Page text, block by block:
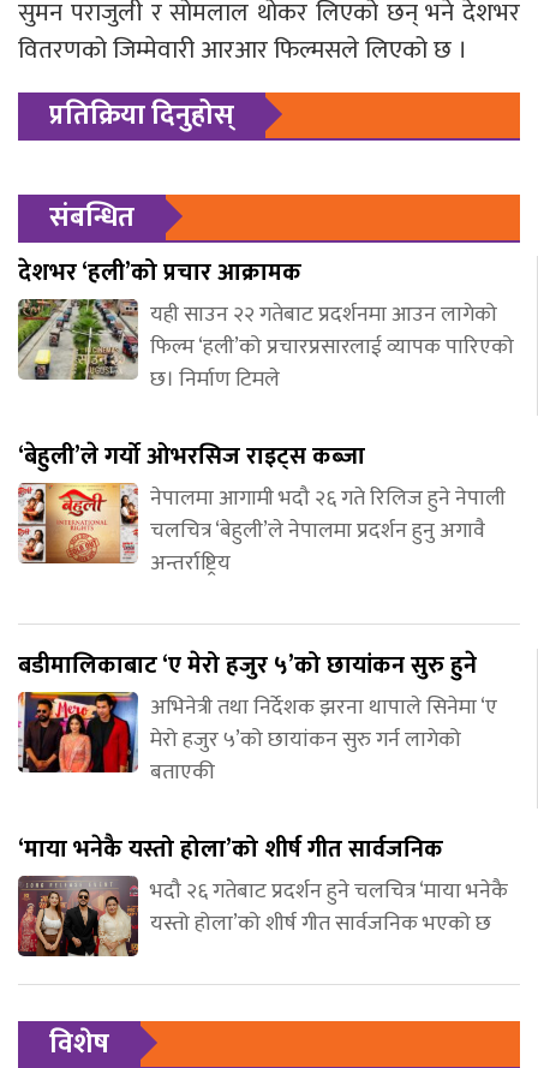
सुमन पराजुली र सोमलाल थोकर लिएको छन् भने देशभर
वितरणको जिम्मेवारी आरआर फिल्मसले लिएको छ ।
प्रतिक्रिया दिनुहोस्
संबन्धित
देशभर ‘हली’को प्रचार आक्रामक
यही साउन २२ गतेबाट प्रदर्शनमा आउन लागेको
फिल्म ‘हली’को प्रचारप्रसारलाई व्यापक पारिएको
छ। निर्माण टिमले
‘बेहुली’ले गर्यो ओभरसिज राइट्स कब्जा
नेपालमा आगामी भदौ २६ गते रिलिज हुने नेपाली
चलचित्र ‘बेहुली’ले नेपालमा प्रदर्शन हुनु अगावै
अन्तर्राष्ट्रिय
बडीमालिकाबाट ‘ए मेरो हजुर ५’को छायांकन सुरु हुने
अभिनेत्री तथा निर्देशक झरना थापाले सिनेमा ‘ए
मेरो हजुर ५’को छायांकन सुरु गर्न लागेको
बताएकी
‘माया भनेकै यस्तो होला’को शीर्ष गीत सार्वजनिक
भदौ २६ गतेबाट प्रदर्शन हुने चलचित्र ‘माया भनेकै
यस्तो होला’को शीर्ष गीत सार्वजनिक भएको छ
विशेष